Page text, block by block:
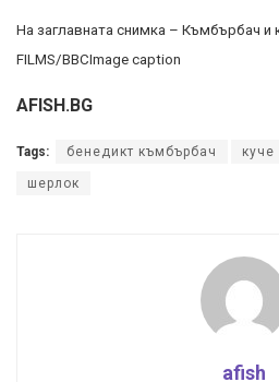
На заглавната снимка – Къмбърбач и
FILMS/BBCImage caption
AFISH.BG
Tags: бенедикт къмбърбач куче
шерлок
afish